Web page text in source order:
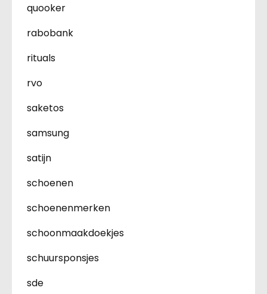
quooker
rabobank
rituals
rvo
saketos
samsung
satijn
schoenen
schoenenmerken
schoonmaakdoekjes
schuursponsjes
sde